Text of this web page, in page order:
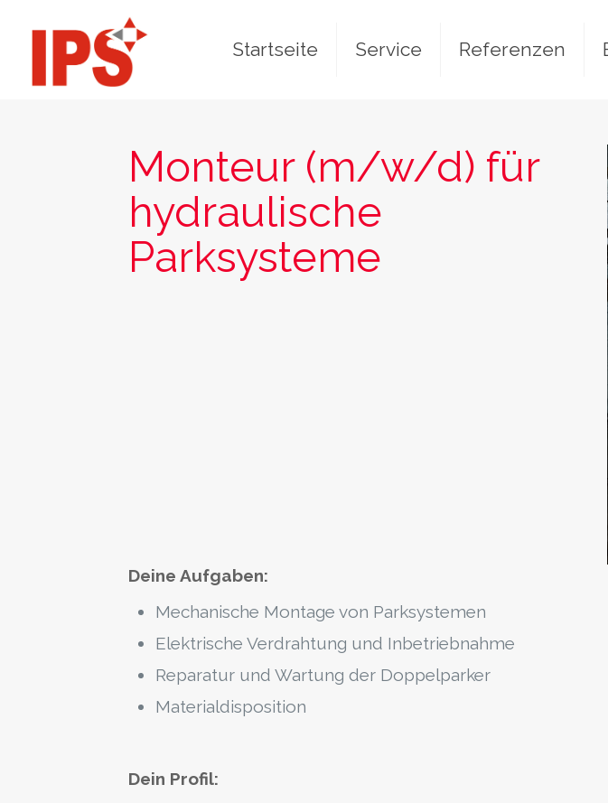
Startseite Service Referenzen
Monteur (m/w/d) für
hydraulische
Parksysteme
Deine Aufgaben:
Mechanische Montage von Parksystemen
Elektrische Verdrahtung und Inbetriebnahme
Reparatur und Wartung der Doppelparker
Materialdisposition
Dein Profil: